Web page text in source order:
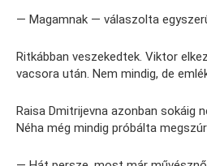
— Magamnak — válaszolta
Ritkábban veszekedtek. Viktor
vacsora után. Nem mindig, de
Raisa Dmitrijevna azonban sokáig
Néha még mindig próbálta